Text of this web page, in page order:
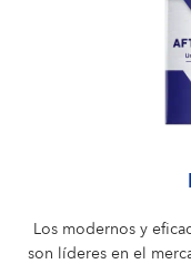
Los modernos y
son líderes en el